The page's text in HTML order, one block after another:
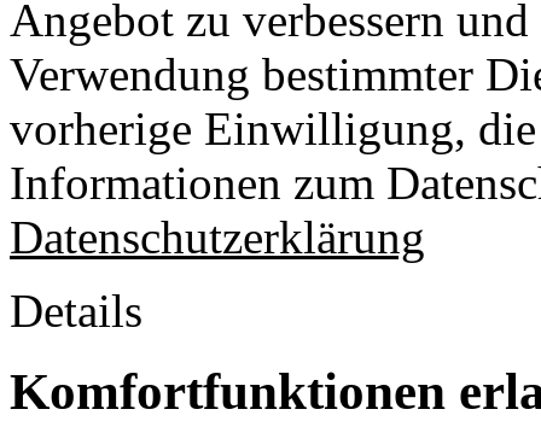
Angebot zu verbessern
Verwendung bestimmter
vorherige Einwilligung,
Informationen zum
Datenschutzerklärung
Details
Komfortfunktionen